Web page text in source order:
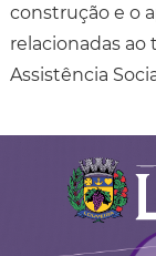
construção e o
relacionadas ao
Assistência